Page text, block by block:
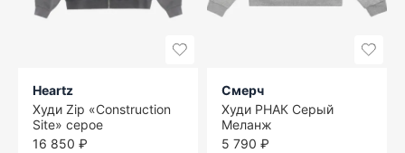
Heartz
Худи Zip «Construction
Site» серое
16 850 ₽
Смерч
Худи РНАК Серый
Меланж
5 790 ₽